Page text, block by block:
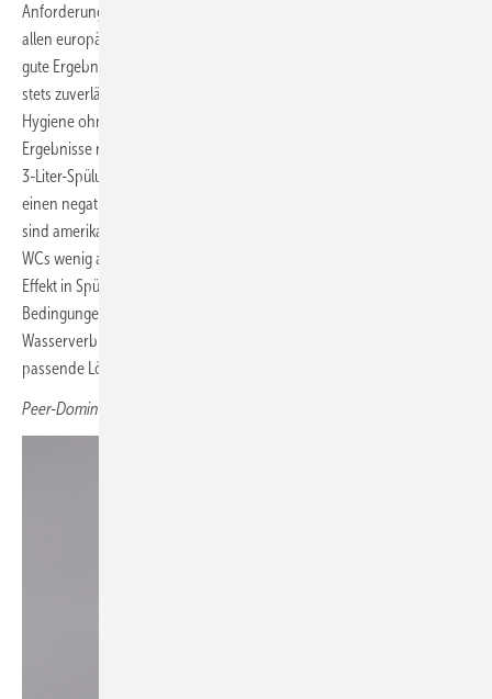
Anforderungen der DIN EN 997. Daher freut es uns, dass Vitra bei
allen europäischen Tests bereits mit dem 2023er-Prototyp Nest QF
gute Ergebnisse erzielt hat und wir dem Kunden ein bedarfsgerechtes,
stets zuverlässiges WC anbieten können. Auch unser Argument,
Hygiene ohne Überspritzen, wird durch die Tests bestätigt. Die
Ergebnisse nach US-Standard sowie der für Flüssigkeiten konzipierten
3-Liter-Spülung stellen für uns keine Überraschung dar, haben aber
einen negativen Effekt auf die Gesamtbewertung. Aus unserer Sicht
sind amerikanische Technologieprüfungen für europäische Norm-
WCs wenig aussagekräftig, da die Anforderungen an WCs mit Siphon-
Effekt in Spülart und -menge deutlich von unseren europäischen
Bedingungen abweichen. Für eine effektive Spülung mit geringem
Wasserverbrauch von vier Litern bietet Vitra auf globaler Ebene
passende Lösungen an.
Peer-D ominik-Schmitz, Marketingleiter DACH ­VitrA Bad GmbH